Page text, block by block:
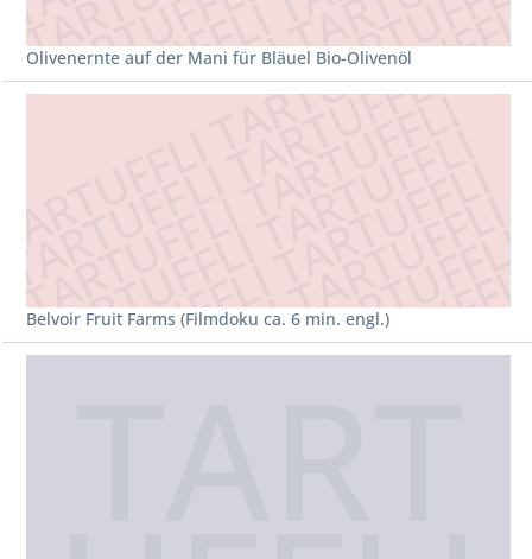
Olivenernte auf der Mani für Bläuel Bio-Olivenöl
Belvoir Fruit Farms (Filmdoku ca. 6 min. engl.)